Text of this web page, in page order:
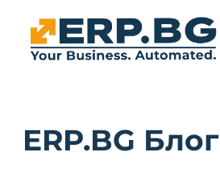
ERP.BG Блог